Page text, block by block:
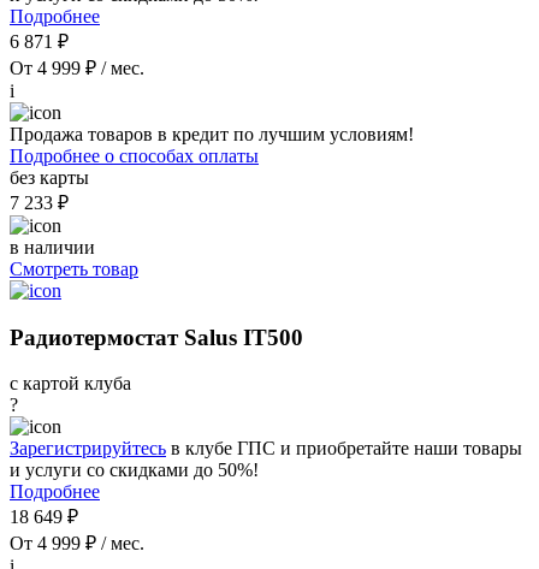
Подробнее
6 871 ₽
От 4 999 ₽ / мес.
i
Продажа товаров в кредит по лучшим условиям!
Подробнее о способах оплаты
без карты
7 233 ₽
в наличии
Смотреть товар
Радиотермостат Salus IT500
с картой клуба
?
Зарегистрируйтесь в клубе ГПС и приобретайте наши товары
и услуги со скидками до 50%!
Подробнее
18 649 ₽
От 4 999 ₽ / мес.